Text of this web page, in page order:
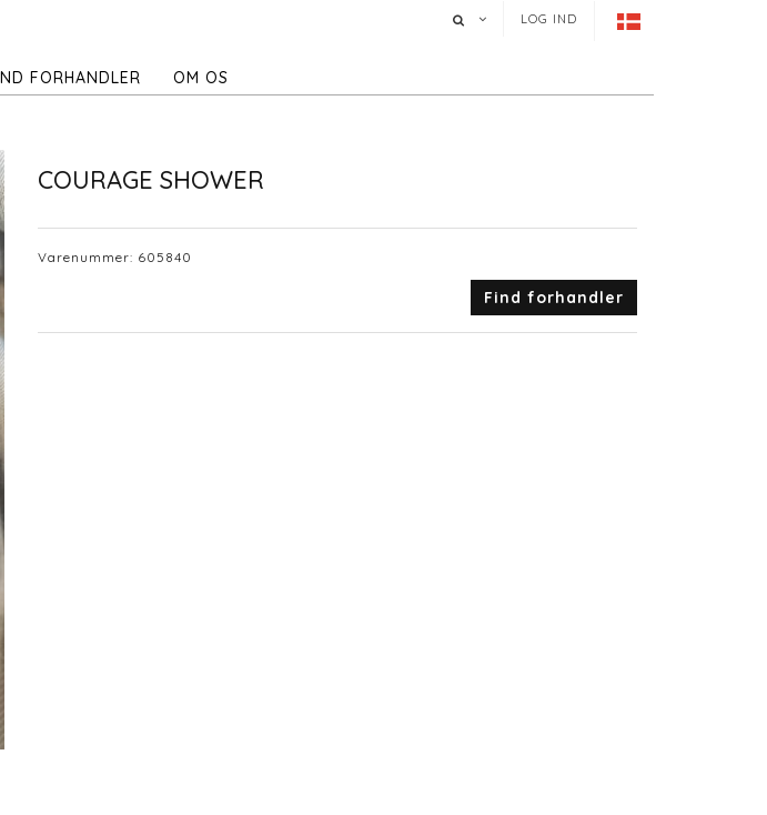
LOG IND
FORHANDLER OM OS
COURAGE SHOWER
Varenummer: 605840
Find forhandler